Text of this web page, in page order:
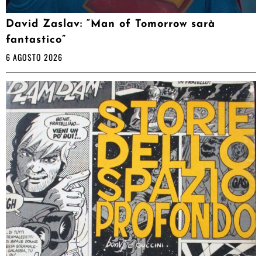
David Zaslav: “Man of Tomorrow sarà
fantastico”
6 AGOSTO 2026